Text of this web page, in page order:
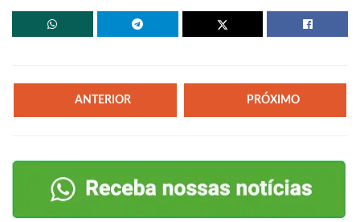
ANTERIOR PRÓXIMO